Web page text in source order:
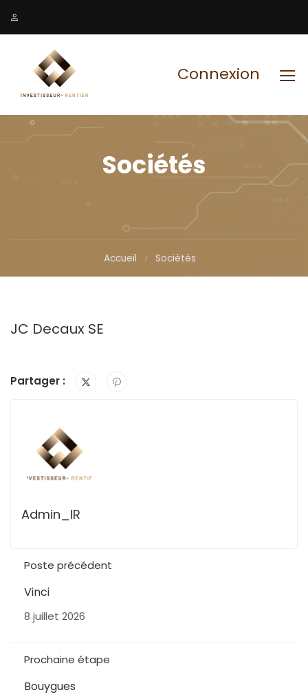
Connexion
Sociétés
Accueil Sociétés
JC Decaux SE
Partager :
Admin_IR
Poste précédent
Vinci
8 juillet 2026
Prochaine étape
Bouygues